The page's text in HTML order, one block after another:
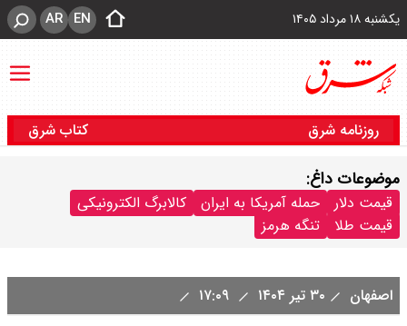
یکشنبه ۱۸ مرداد ۱۴۰۵ EN
AR
روزنامه شرق کتاب شرق
موضوعات داغ:
قیمت دلار حمله آمریکا به ایران
کالابرگ الکترونیکی
قیمت طلا
تنگه هرمز
اصفهان ۳۰ تیر ۱۴۰۴